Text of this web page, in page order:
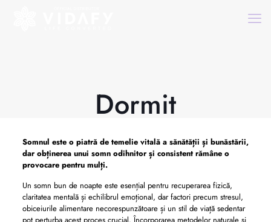
Dormit
Somnul este o piatră de temelie vitală a sănătății și bunăstării,
dar obținerea unui somn odihnitor și consistent rămâne o
provocare pentru mulți.
Un somn bun de noapte este esențial pentru recuperarea fizică,
claritatea mentală și echilibrul emoțional, dar factori precum stresul,
obiceiurile alimentare necorespunzătoare și un stil de viață sedentar